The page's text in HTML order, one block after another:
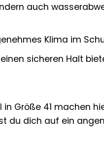
auch
Klima im
sicheren Halt
Größe 41 machen
du dich auf ein